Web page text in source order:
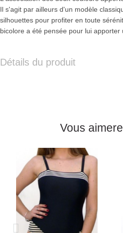
Il s'agit par ailleurs d'un modèle
silhouettes pour profiter en toute
bicolore a été pensée pour lui apporter
Détails du produit
Vous